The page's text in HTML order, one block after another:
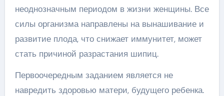
неоднозначным периодом в жизни женщины. Все
силы организма направлены на вынашивание и
развитие плода, что снижает иммунитет, может
стать причиной разрастания шипиц.
Первоочередным заданием является не
навредить здоровью матери, будущего ребенка.